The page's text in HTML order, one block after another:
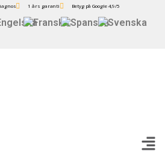
1 års garanti Betyg på Google 4,9/5